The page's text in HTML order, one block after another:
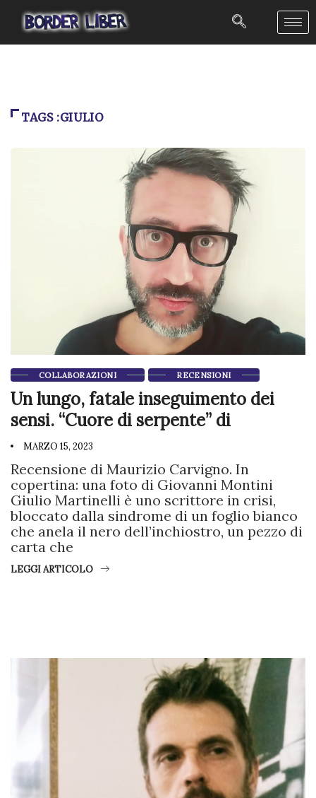
TAGS :GIULIO
COLLABORAZIONI RECENSIONI
Un lungo, fatale inseguimento dei
sensi. “Cuore di serpente” di
MARZO 15, 2023
Recensione di Maurizio Carvigno. In
copertina: una foto di Giovanni Montini
Giulio Martinelli è uno scrittore in crisi,
bloccato dalla sindrome di un foglio bianco
che anela il nero dell’inchiostro, un pezzo di
carta che
LEGGI ARTICOLO